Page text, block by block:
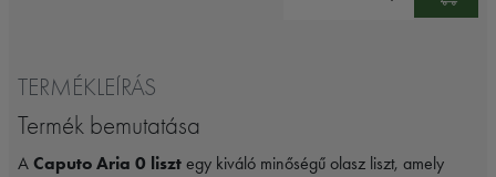
TERMÉKLEÍRÁS
Termék bemutatása
A Caputo Aria 0 liszt egy kiváló minőségű olasz liszt, amely